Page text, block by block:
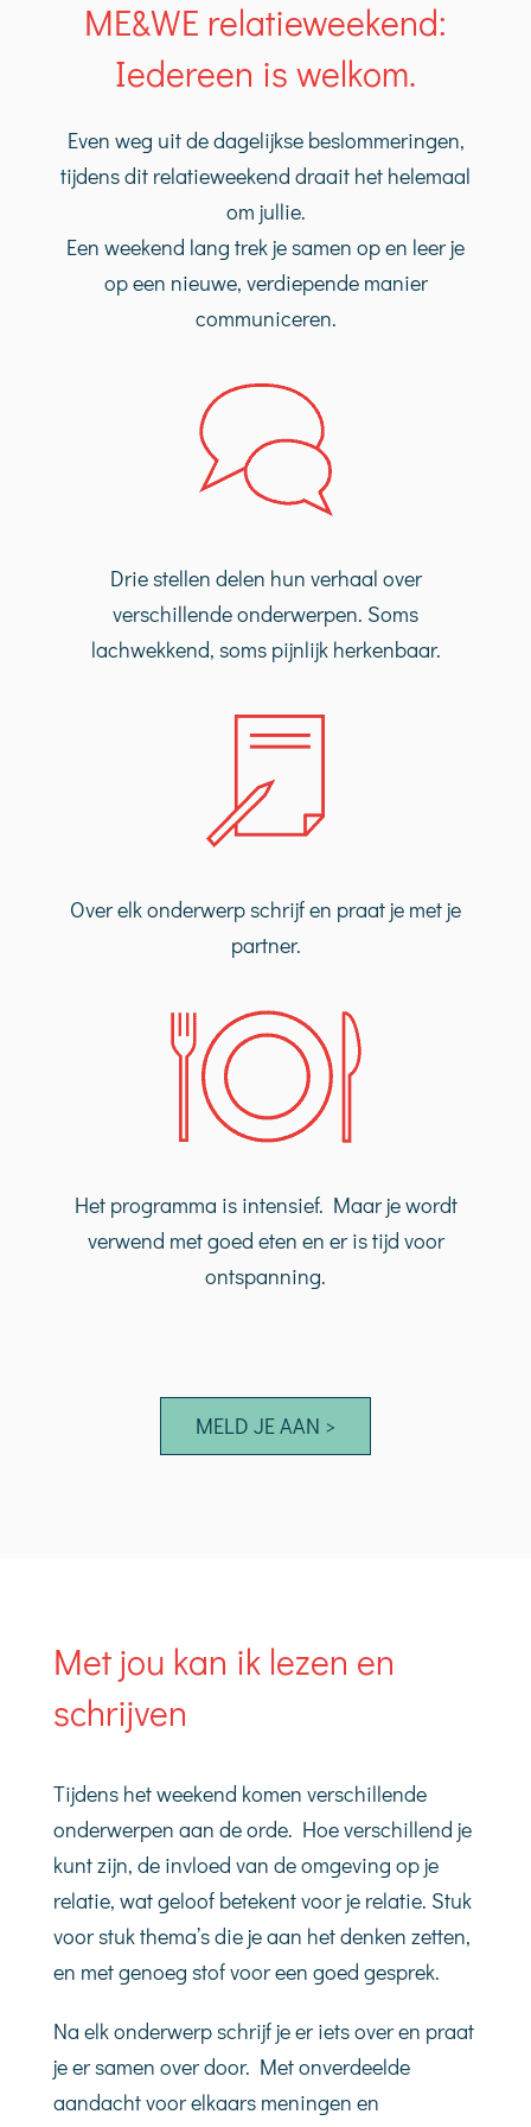
ME&WE relatieweekend:
Iedereen is welkom.
Even weg uit de dagelijkse beslommeringen,
tijdens dit relatieweekend draait het helemaal
om jullie.
Een weekend lang trek je samen op en leer je
op een nieuwe, verdiepende manier
communiceren.
Drie stellen delen hun verhaal over
verschillende onderwerpen. Soms
lachwekkend, soms pijnlijk herkenbaar.
Over elk onderwerp schrijf en praat je met je
partner.
Het programma is intensief. Maar je wordt
verwend met goed eten en er is tijd voor
ontspanning.
MELD JE AAN >
Met jou kan ik lezen en
schrijven
Tijdens het weekend komen verschillende
onderwerpen aan de orde. Hoe verschillend je
kunt zijn, de invloed van de omgeving op je
relatie, wat geloof betekent voor je relatie. Stuk
voor stuk thema’s die je aan het denken zetten,
en met genoeg stof voor een goed gesprek.
Na elk onderwerp schrijf je er iets over en praat
je er samen over door. Met onverdeelde
aandacht voor elkaars meningen en